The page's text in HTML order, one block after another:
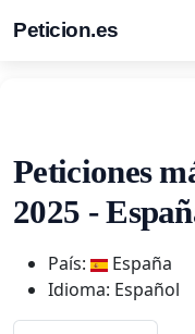
Peticion.es
Peticiones
2025 -
País:
España
Idioma: Español